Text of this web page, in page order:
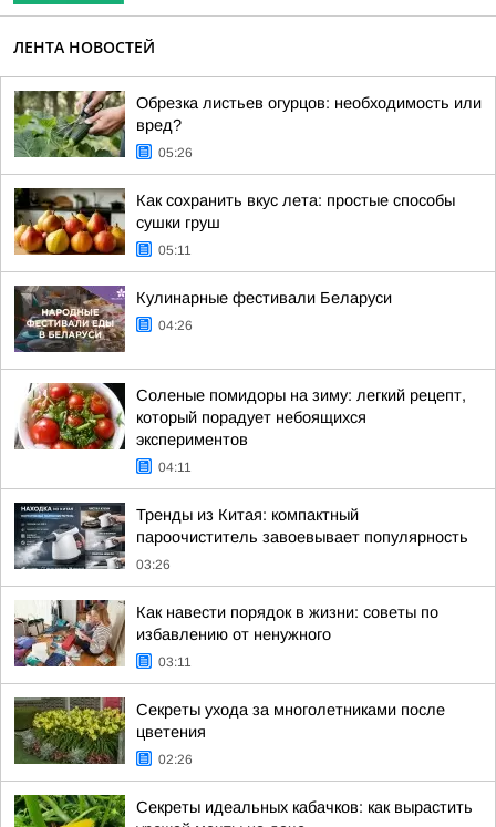
ЛЕНТА НОВОСТЕЙ
Обрезка листьев огурцов: необходимость или
вред?
05:26
Как сохранить вкус лета: простые способы
сушки груш
05:11
Кулинарные фестивали Беларуси
04:26
Соленые помидоры на зиму: легкий рецепт,
который порадует небоящихся
экспериментов
04:11
Тренды из Китая: компактный
пароочиститель завоевывает популярность
03:26
Как навести порядок в жизни: советы по
избавлению от ненужного
03:11
Секреты ухода за многолетниками после
цветения
02:26
Секреты идеальных кабачков: как вырастить